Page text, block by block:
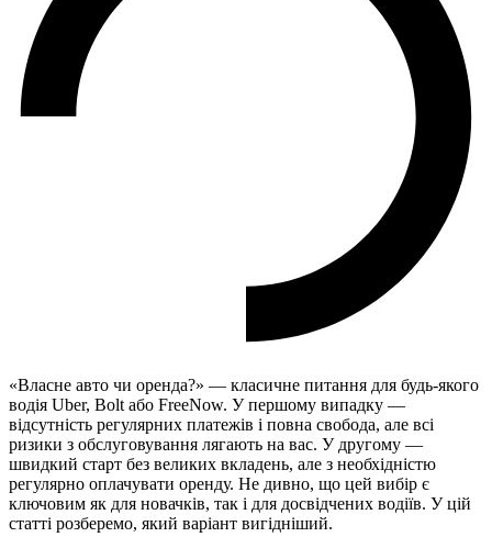
«Власне авто чи оренда?» — класичне питання для будь-якого
водія Uber, Bolt або FreeNow. У першому випадку —
відсутність регулярних платежів і повна свобода, але всі
ризики з обслуговування лягають на вас. У другому —
швидкий старт без великих вкладень, але з необхідністю
регулярно оплачувати оренду. Не дивно, що цей вибір є
ключовим як для новачків, так і для досвідчених водіїв. У цій
статті розберемо, який варіант вигідніший.